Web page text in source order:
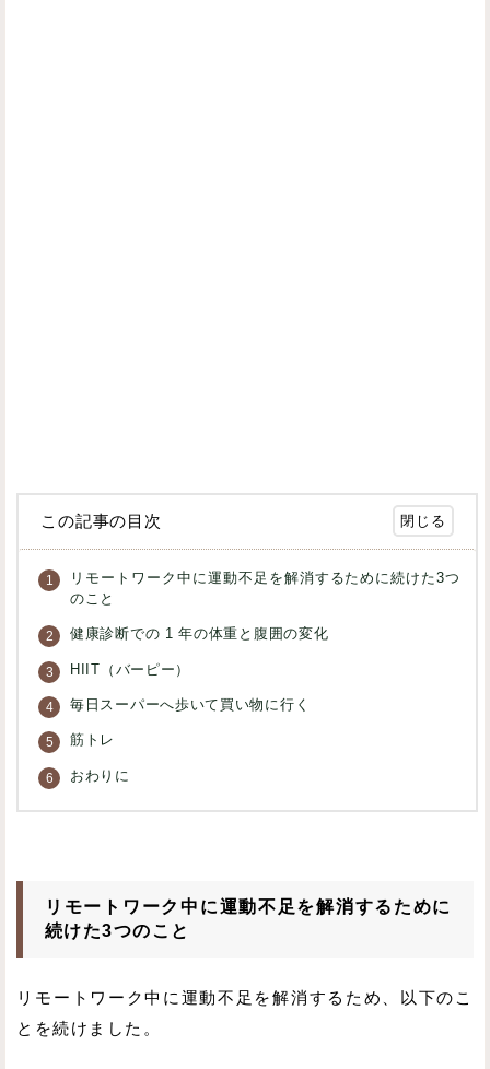
この記事の目次
リモートワーク中に運動不足を解消するために続けた3つ
のこと
健康診断での 1 年の体重と腹囲の変化
HIIT（バーピー）
毎日スーパーへ歩いて買い物に行く
筋トレ
おわりに
リモートワーク中に運動不足を解消するために
続けた3つのこと
リモートワーク中に運動不足を解消するため、以下のこ
とを続けました。